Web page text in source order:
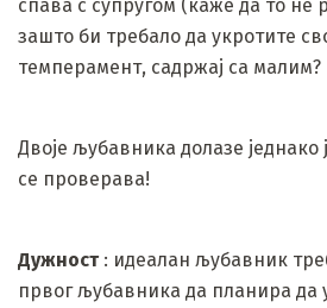
спава с супругом (каже да то не
зашто би требало да укротите
темперамент, садржај са малим?
Двоје љубавника долазе
се проверава!
Дужност: идеалан љубавник
првог љубавника да планира да